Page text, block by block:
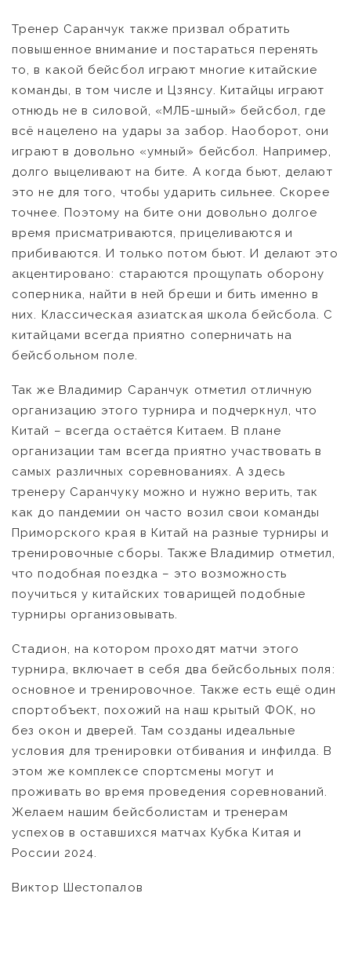
Тренер Саранчук также призвал обратить
повышенное внимание и постараться перенять
то, в какой бейсбол играют многие китайские
команды, в том числе и Цзянсу. Китайцы играют
отнюдь не в силовой, «МЛБ-шный» бейсбол, где
всё нацелено на удары за забор. Наоборот, они
играют в довольно «умный» бейсбол. Например,
долго выцеливают на бите. А когда бьют, делают
это не для того, чтобы ударить сильнее. Скорее
точнее. Поэтому на бите они довольно долгое
время присматриваются, прицеливаются и
прибиваются. И только потом бьют. И делают это
акцентировано: стараются прощупать оборону
соперника, найти в ней бреши и бить именно в
них. Классическая азиатская школа бейсбола. С
китайцами всегда приятно соперничать на
бейсбольном поле.
Так же Владимир Саранчук отметил отличную
организацию этого турнира и подчеркнул, что
Китай – всегда остаётся Китаем. В плане
организации там всегда приятно участвовать в
самых различных соревнованиях. А здесь
тренеру Саранчуку можно и нужно верить, так
как до пандемии он часто возил свои команды
Приморского края в Китай на разные турниры и
тренировочные сборы. Также Владимир отметил,
что подобная поездка – это возможность
поучиться у китайских товарищей подобные
турниры организовывать.
Стадион, на котором проходят матчи этого
турнира, включает в себя два бейсбольных поля:
основное и тренировочное. Также есть ещё один
спортобъект, похожий на наш крытый ФОК, но
без окон и дверей. Там созданы идеальные
условия для тренировки отбивания и инфилда. В
этом же комплексе спортсмены могут и
проживать во время проведения соревнований.
Желаем нашим бейсболистам и тренерам
успехов в оставшихся матчах Кубка Китая и
России 2024.
Виктор Шестопалов